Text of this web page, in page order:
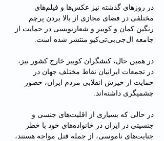
در روزهای گذشته نیز عکس‌ها و فیلم‌های
مختلفی در فضای مجازی از بالا بردن پرچم
رنگین کمان و کوییر و شعارنویسی در حمایت از
جامعه ال‌جی‌بی‌تی‌کیو منتشر شده است.
در همین حال، کنشگران کوییر خارج کشور نیز،
در تجمعات ایرانیان نقاط مختلف جهان در
حمایت از خیزش انقلابی مردم ایران، حضور
چشمیگری داشته‌اند.
در حالی که بسیاری از اقلیت‌های جنسی و
جنسیتی در ایران در خانواده‌های خود با خطر
جنایت‌های ناموسی، از جمله قتل مواجه هستند،